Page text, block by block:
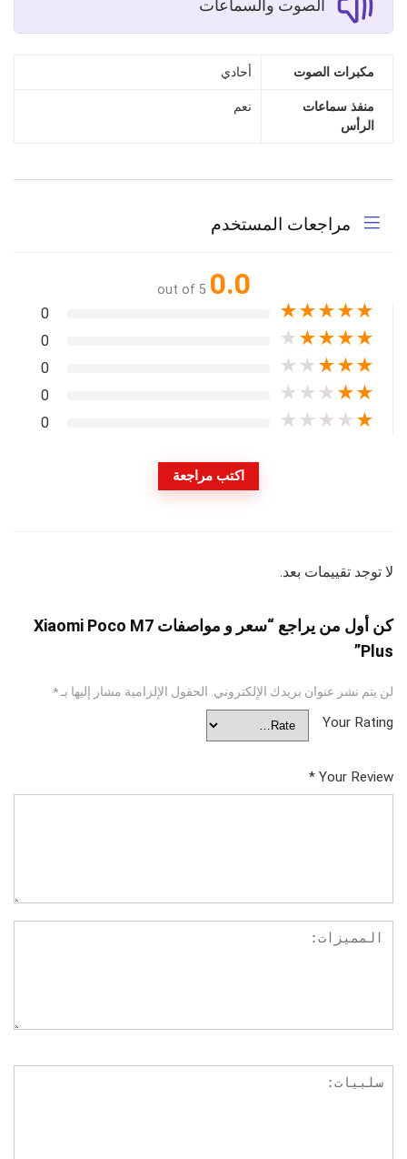
الصوت والسماعات
مكبرات الصوت أحادي
منفذ سماعات
الرأس
نعم
مراجعات المستخدم
0.0
out of 5
★
★
★
★
★
0
★
★
★
★
★
0
★
★
★
★
★
0
★
★
★
★
★
0
★
★
★
★
★
0
اكتب مراجعة
لا توجد تقييمات بعد.
كن أول من يراجع “سعر و مواصفات Xiaomi Poco M7
Plus”
لن يتم نشر عنوان بريدك الإلكتروني. الحقول الإلزامية مشار إليها بـ*
Your Rating
Your Review
*